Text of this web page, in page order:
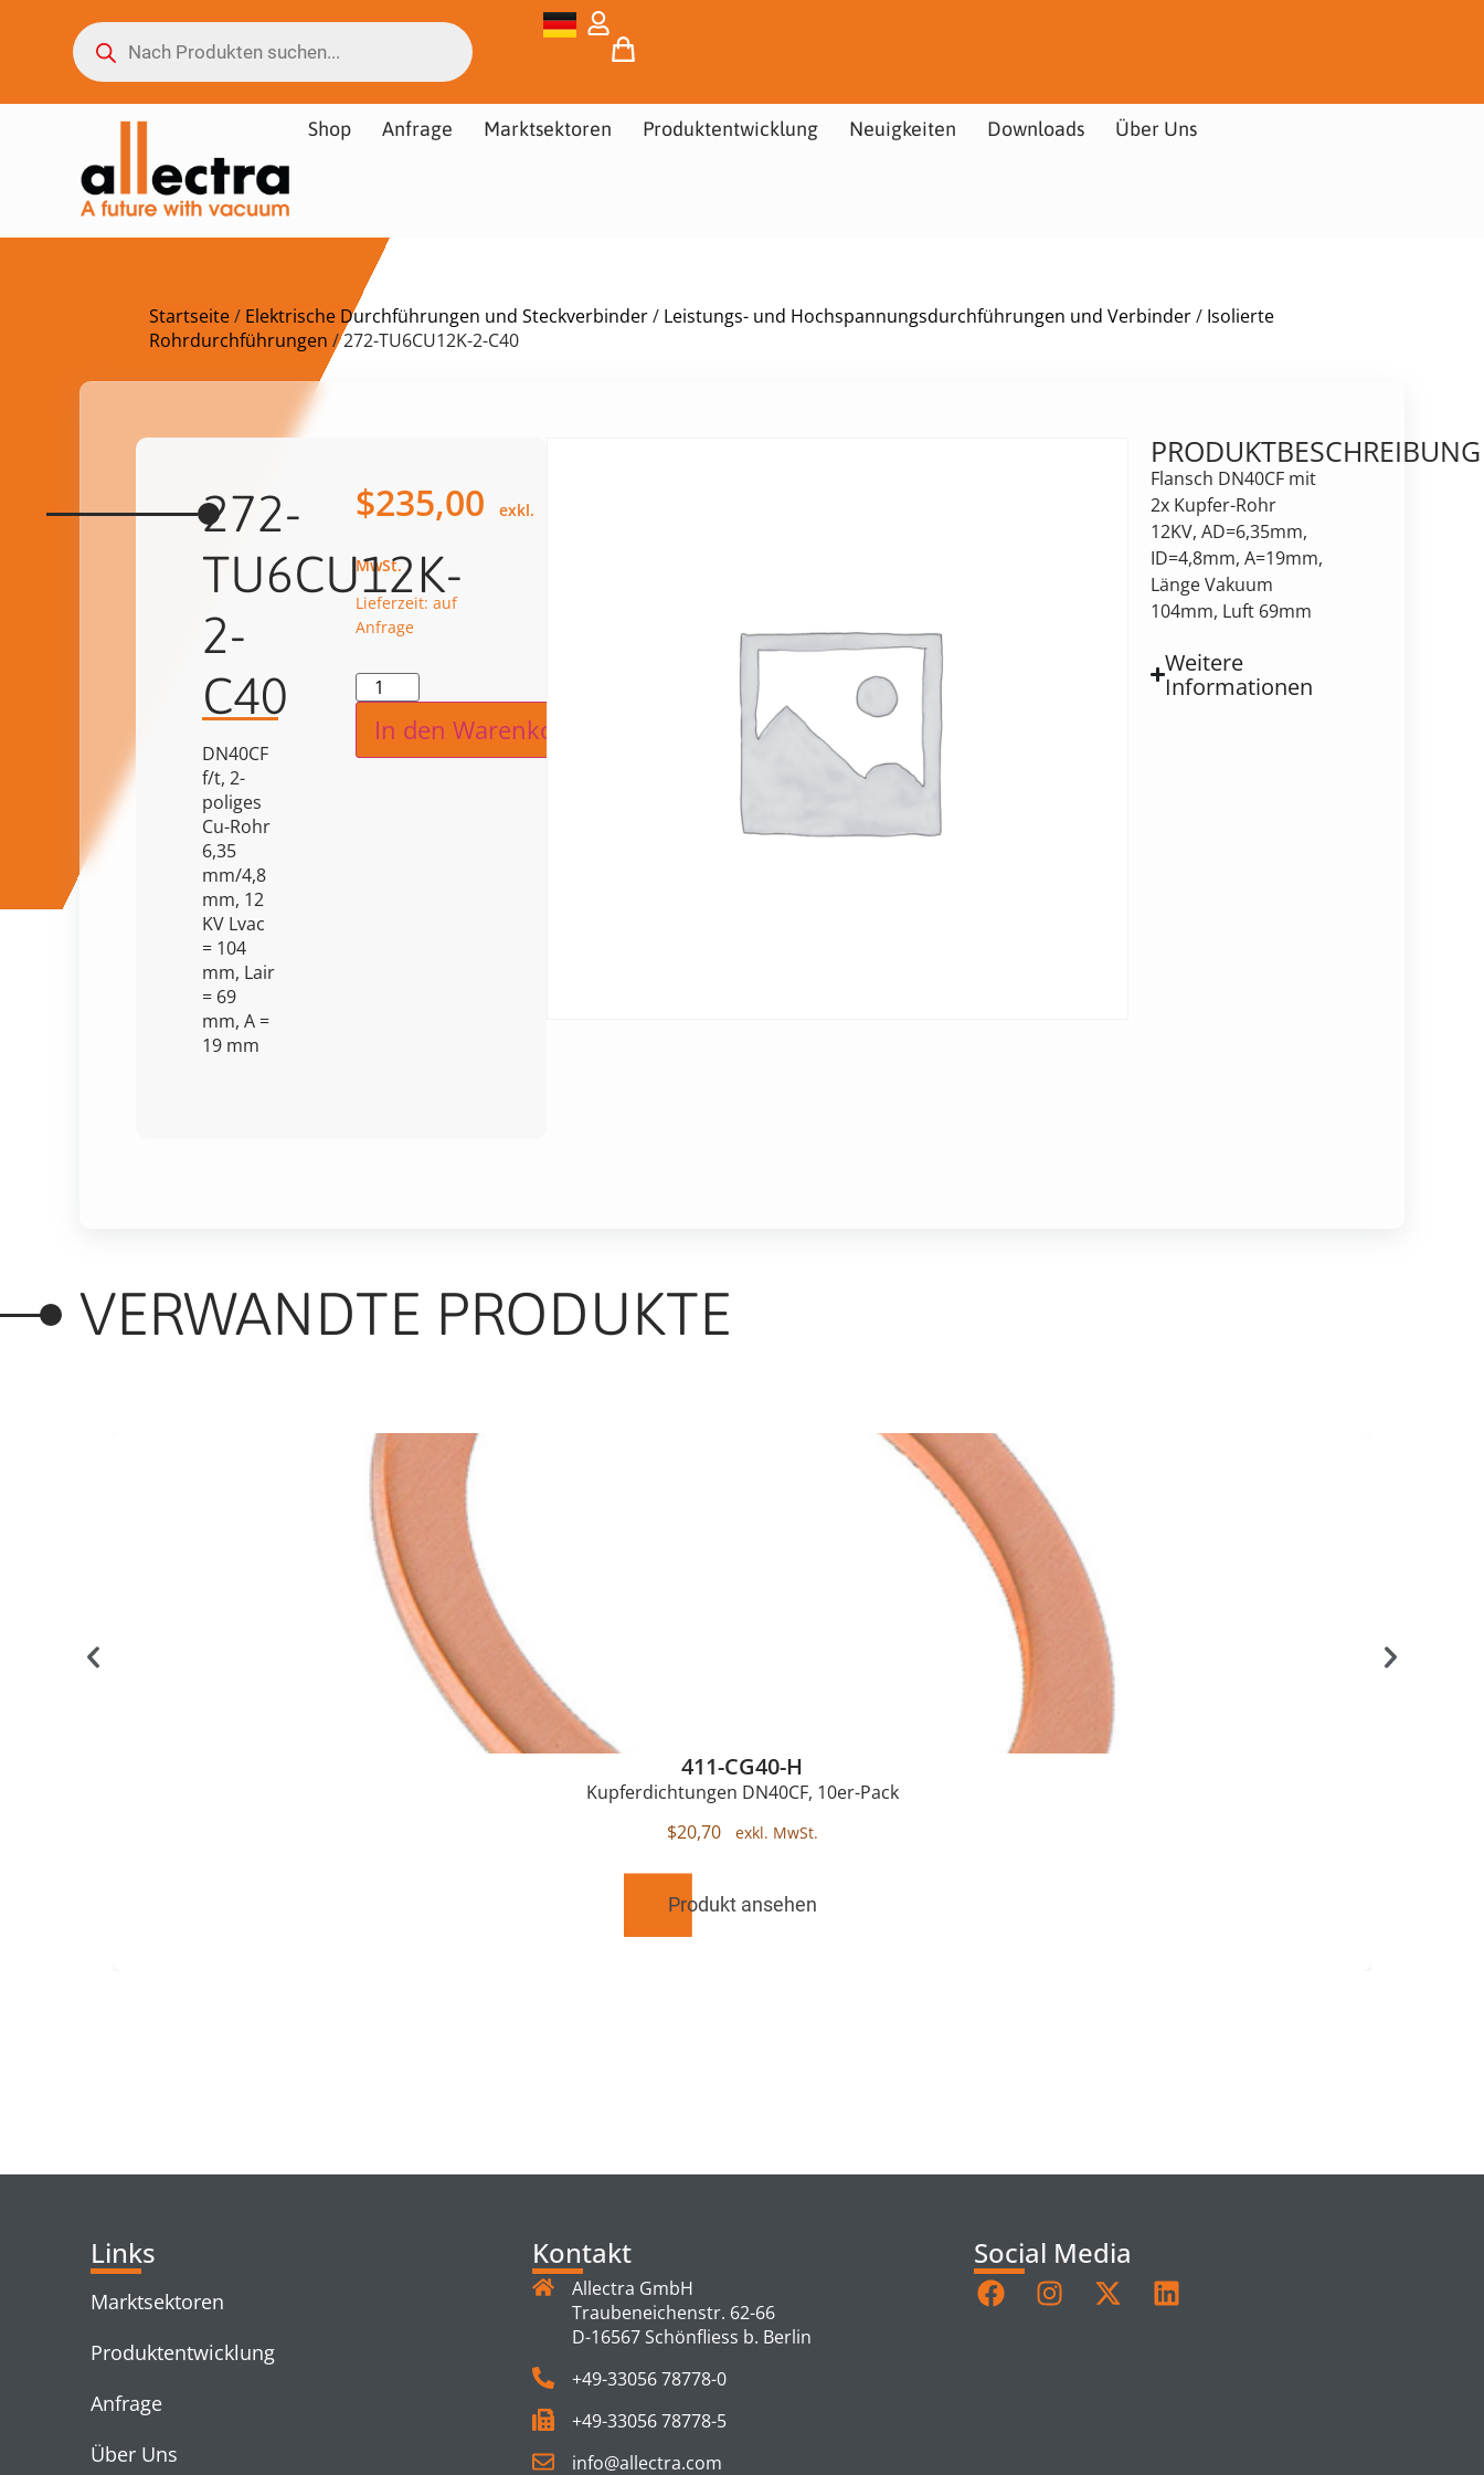
Shop Anfrage Marktsektoren Produktentwicklung Neuigkeiten Downloads Über Uns
Startseite/ Elektrische Durchführungen und Steckverbinder/ Leistungs- und Hochspannungsdurchführungen und Verbinder/ Isolierte
Rohrdurchführungen / 272-TU6CU12K-2-C40
272-
TU6CU12K-
2-
C40
DN40CF
f/t, 2-
poliges
Cu-Rohr
6,35
mm/4,8
mm, 12
KV Lvac
= 104
mm, Lair
= 69
mm, A =
19 mm
$235,00
Lieferzeit: auf
Anfrage
In den Warenkorb
PRODUKTBESCHREIBUNG
Flansch DN40CF mit
2x Kupfer-Rohr
12KV, AD=6,35mm,
ID=4,8mm, A=19mm,
Länge Vakuum
104mm, Luft 69mm
Weitere
Informationen
VERWANDTE PRODUKTE
411-CG40-H
Kupferdichtungen DN40CF, 10er-Pack
$20,70
Produkt ansehen
Links
Marktsektoren
Produktentwicklung
Anfrage
Über Uns
Kontakt
Allectra GmbH
Traubeneichenstr. 62-66
D-16567 Schönfliess b. Berlin
+49-33056 78778-0
+49-33056 78778-5
info@allectra.com
Social Media